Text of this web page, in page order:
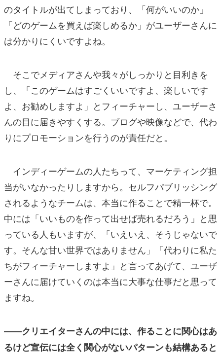
のタイトルが出てしまっており、「何がいいのか」
「どのゲームを買えば楽しめるか」がユーザーさんに
は分かりにくいですよね。
そこでメディアさんや我々がしっかりと目利きを
し、「このゲームはすごくいいですよ、楽しいです
よ、お勧めしますよ」とフィーチャーし、ユーザーさ
んの目に届きやすくする。ブログや映像などで、代わ
りにプロモーションを行うのが責任だと。
インディーゲームの人たちって、マーケティング担
当がいなかったりしますから。セルフパブリッシング
されるようなチームは、本当に作ることで精一杯で。
中には「いいものを作って出せば売れるだろう」と思
っている人もいますが、「いえいえ、そうじゃないで
す。そんな甘い世界ではありません」「代わりに私た
ちがフィーチャーしますよ」と言ってあげて、ユーザ
ーさんに届けていくのは本当に大事な仕事だと思って
ますね。
――クリエイターさんの中には、作ることに関心はあ
るけど宣伝には全く関心がないパターンも結構あると